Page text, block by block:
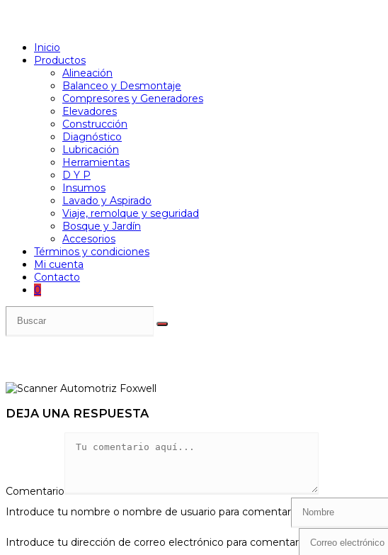
Inicio
Productos
Alineación
Balanceo y Desmontaje
Compresores y Generadores
Elevadores
Construcción
Diagnóstico
Lubricación
Herramientas
D Y P
Insumos
Lavado y Aspirado
Viaje, remolque y seguridad
Bosque y Jardín
Accesorios
Términos y condiciones
Mi cuenta
Contacto
0
DEJA UNA RESPUESTA
Comentario
Introduce tu nombre o nombre de usuario para comentar
Introduce tu dirección de correo electrónico para comentar